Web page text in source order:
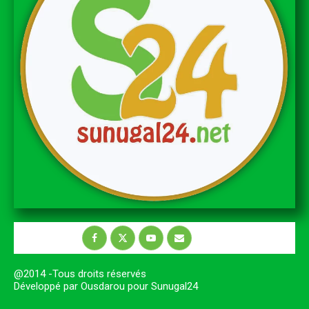
@2014 -Tous droits réservés
Développé par Ousdarou pour Sunugal24